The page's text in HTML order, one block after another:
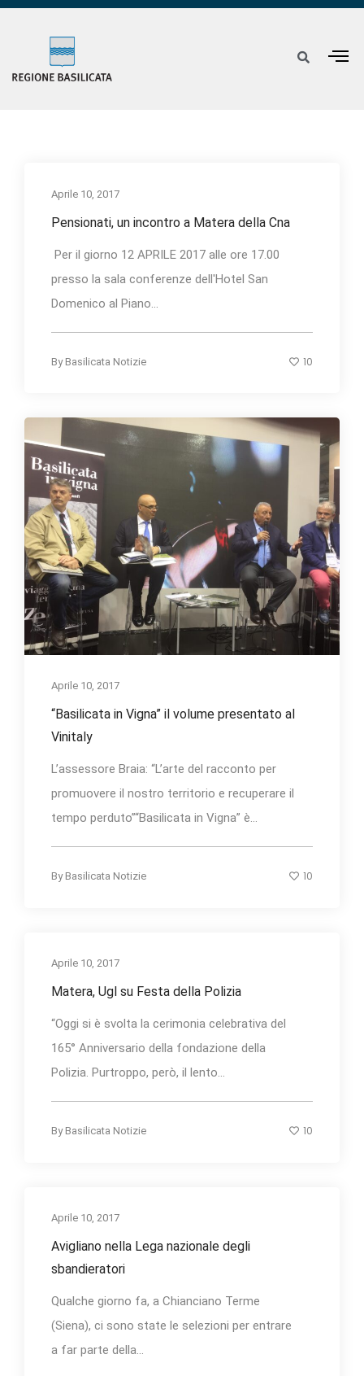
Aprile 10, 2017
Pensionati, un incontro a Matera della Cna
Per il giorno 12 APRILE 2017 alle ore 17.00
presso la sala conferenze dell'Hotel San
Domenico al Piano...
By Basilicata Notizie 10
Aprile 10, 2017
“Basilicata in Vigna” il volume presentato al
Vinitaly
L’assessore Braia: “L’arte del racconto per
promuovere il nostro territorio e recuperare il
tempo perduto”“Basilicata in Vigna” è...
By Basilicata Notizie 10
Aprile 10, 2017
Matera, Ugl su Festa della Polizia
“Oggi si è svolta la cerimonia celebrativa del
165° Anniversario della fondazione della
Polizia. Purtroppo, però, il lento...
By Basilicata Notizie 10
Aprile 10, 2017
Avigliano nella Lega nazionale degli
sbandieratori
Qualche giorno fa, a Chianciano Terme
(Siena), ci sono state le selezioni per entrare
a far parte della...